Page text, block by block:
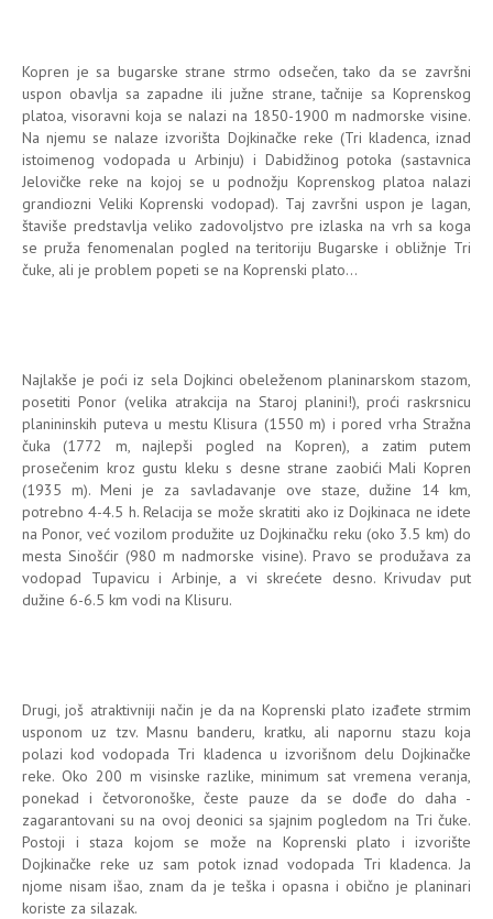
Kopren je sa bugarske strane strmo odsečen, tako da se završni
uspon obavlja sa zapadne ili južne strane, tačnije sa Koprenskog
platoa, visoravni koja se nalazi na 1850-1900 m nadmorske visine.
Na njemu se nalaze izvorišta Dojkinačke reke (Tri kladenca, iznad
istoimenog vodopada u Arbinju) i Dabidžinog potoka (sastavnica
Jelovičke reke na kojoj se u podnožju Koprenskog platoa nalazi
grandiozni Veliki Koprenski vodopad). Taj završni uspon je lagan,
štaviše predstavlja veliko zadovoljstvo pre izlaska na vrh sa koga
se pruža fenomenalan pogled na teritoriju Bugarske i obližnje Tri
čuke, ali je problem popeti se na Koprenski plato...
Najlakše je poći iz sela Dojkinci obeleženom planinarskom stazom,
posetiti Ponor (velika atrakcija na Staroj planini!), proći raskrsnicu
planininskih puteva u mestu Klisura (1550 m) i pored vrha Stražna
čuka (1772 m, najlepši pogled na Kopren), a zatim putem
prosečenim kroz gustu kleku s desne strane zaobići Mali Kopren
(1935 m). Meni je za savladavanje ove staze, dužine 14 km,
potrebno 4-4.5 h. Relacija se može skratiti ako iz Dojkinaca ne idete
na Ponor, već vozilom produžite uz Dojkinačku reku (oko 3.5 km) do
mesta Sinošćir (980 m nadmorske visine). Pravo se produžava za
vodopad Tupavicu i Arbinje, a vi skrećete desno. Krivudav put
dužine 6-6.5 km vodi na Klisuru.
Drugi, još atraktivniji način je da na Koprenski plato izađete strmim
usponom uz tzv. Masnu banderu, kratku, ali napornu stazu koja
polazi kod vodopada Tri kladenca u izvorišnom delu Dojkinačke
reke. Oko 200 m visinske razlike, minimum sat vremena veranja,
ponekad i četvoronoške, česte pauze da se dođe do daha -
zagarantovani su na ovoj deonici sa sjajnim pogledom na Tri čuke.
Postoji i staza kojom se može na Koprenski plato i izvorište
Dojkinačke reke uz sam potok iznad vodopada Tri kladenca. Ja
njome nisam išao, znam da je teška i opasna i obično je planinari
koriste za silazak.